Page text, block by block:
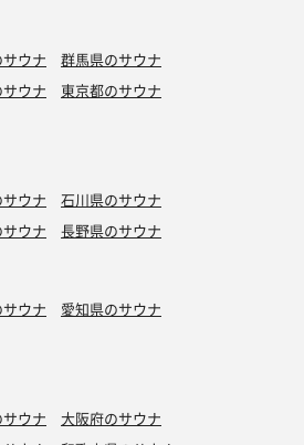
ウナ
群馬県のサウナ
ウナ
東京都のサウナ
ウナ
石川県のサウナ
ウナ 長野県のサウナ
ウナ
愛知県のサウナ
ウナ
大阪府のサウナ